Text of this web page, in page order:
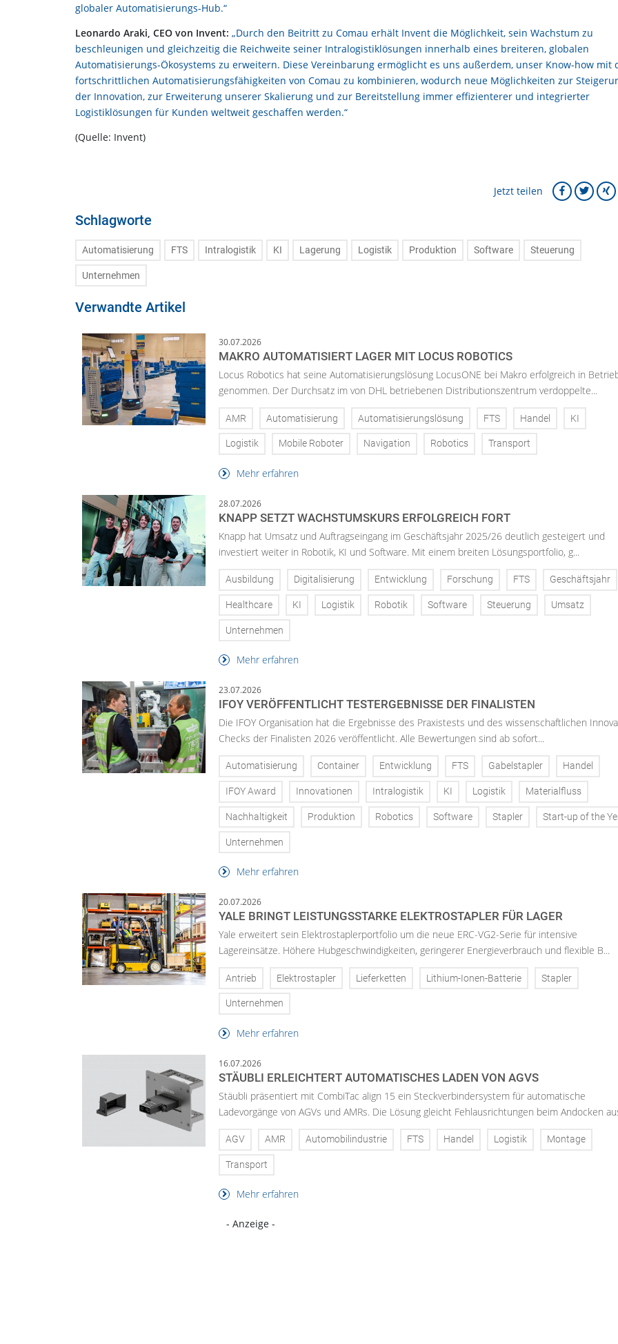
globaler Automatisierungs-Hub.“
Leonardo Araki, CEO von Invent: „Durch den Beitritt zu Comau erhält Invent die Möglichkeit, sein Wachstum zu
beschleunigen und gleichzeitig die Reichweite seiner Intralogistiklösungen innerhalb eines breiteren, globalen
Automatisierungs-Ökosystems zu erweitern. Diese Vereinbarung ermöglicht es uns außerdem, unser Know-how mit
fortschrittlichen Automatisierungsfähigkeiten von Comau zu kombinieren, wodurch neue Möglichkeiten zur
der Innovation, zur Erweiterung unserer Skalierung und zur Bereitstellung immer effizienterer und integrierter
Logistiklösungen für Kunden weltweit geschaffen werden.“
(Quelle: Invent)
Jetzt teilen
Schlagworte
Automatisierung FTS Intralogistik KI Lagerung Logistik Produktion Software Steuerung
Unternehmen
Verwandte Artikel
30.07.2026
MAKRO AUTOMATISIERT LAGER MIT LOCUS ROBOTICS
Locus Robotics hat seine Automatisierungslösung LocusONE bei Makro erfolgreich in
genommen. Der Durchsatz im von DHL betriebenen Distributionszentrum verdoppelte...
AMR Automatisierung Automatisierungslösung FTS Handel KI
Logistik Mobile Roboter Navigation Robotics Transport
Mehr erfahren
28.07.2026
KNAPP SETZT WACHSTUMSKURS ERFOLGREICH FORT
Knapp hat Umsatz und Auftragseingang im Geschäftsjahr 2025/26 deutlich gesteigert und
investiert weiter in Robotik, KI und Software. Mit einem breiten Lösungsportfolio, g...
Ausbildung Digitalisierung Entwicklung Forschung FTS Geschäftsjahr
Healthcare KI Logistik Robotik Software Steuerung Umsatz
Unternehmen
Mehr erfahren
23.07.2026
IFOY VERÖFFENTLICHT TESTERGEBNISSE DER FINALISTEN
Die IFOY Organisation hat die Ergebnisse des Praxistests und des wissenschaftlichen
Checks der Finalisten 2026 veröffentlicht. Alle Bewertungen sind ab sofort...
Automatisierung Container Entwicklung FTS Gabelstapler Handel
IFOY Award Innovationen Intralogistik KI Logistik Materialfluss
Nachhaltigkeit Produktion Robotics Software Stapler Start-up of the
Unternehmen
Mehr erfahren
20.07.2026
YALE BRINGT LEISTUNGSSTARKE ELEKTROSTAPLER FÜR LAGER
Yale erweitert sein Elektrostaplerportfolio um die neue ERC-VG2-Serie für intensive
Lagereinsätze. Höhere Hubgeschwindigkeiten, geringerer Energieverbrauch und flexible B...
Antrieb Elektrostapler Lieferketten Lithium-Ionen-Batterie Stapler
Unternehmen
Mehr erfahren
16.07.2026
STÄUBLI ERLEICHTERT AUTOMATISCHES LADEN VON AGVS
Stäubli präsentiert mit CombiTac align 15 ein Steckverbindersystem für automatische
Ladevorgänge von AGVs und AMRs. Die Lösung gleicht Fehlausrichtungen beim Andocken
AGV AMR Automobilindustrie FTS Handel Logistik Montage
Transport
Mehr erfahren
- Anzeige -